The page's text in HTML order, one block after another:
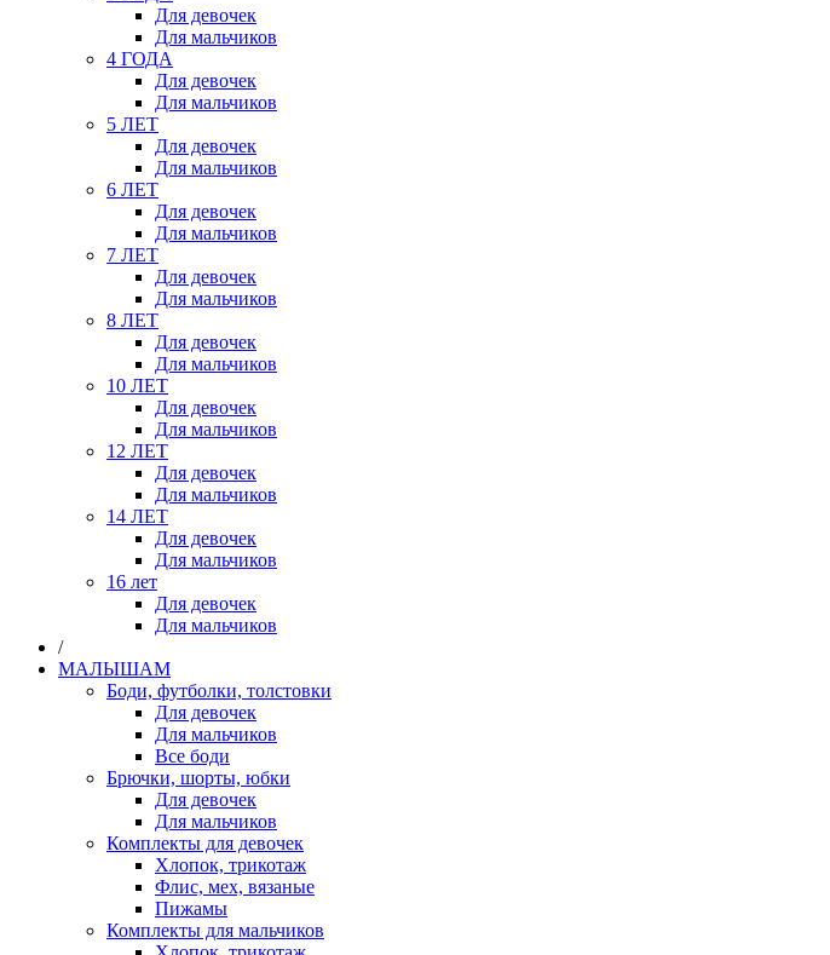
Для девочек
Для мальчиков
4 ГОДА
Для девочек
Для мальчиков
5 ЛЕТ
Для девочек
Для мальчиков
6 ЛЕТ
Для девочек
Для мальчиков
7 ЛЕТ
Для девочек
Для мальчиков
8 ЛЕТ
Для девочек
Для мальчиков
10 ЛЕТ
Для девочек
Для мальчиков
12 ЛЕТ
Для девочек
Для мальчиков
14 ЛЕТ
Для девочек
Для мальчиков
16 лет
Для девочек
Для мальчиков
/
МАЛЫШАМ
Боди, футболки, толстовки
Для девочек
Для мальчиков
Все боди
Брючки, шорты, юбки
Для девочек
Для мальчиков
Комплекты для девочек
Хлопок, трикотаж
Флис, мех, вязаные
Пижамы
Комплекты для мальчиков